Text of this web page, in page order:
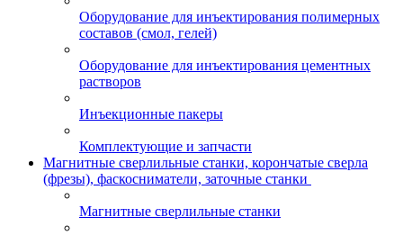
Оборудование для инъектирования полимерных
составов (смол, гелей)
Оборудование для инъектирования цементных
растворов
Инъекционные пакеры
Комплектующие и запчасти
Магнитные сверлильные станки, корончатые сверла
(фрезы), фаскосниматели, заточные станки
Магнитные сверлильные станки